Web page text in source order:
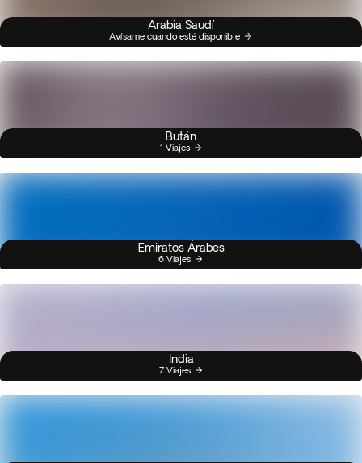
Arabia Saudí
Avísame cuando esté disponible
Bután
1 Viajes
Emiratos Árabes
6 Viajes
India
7 Viajes